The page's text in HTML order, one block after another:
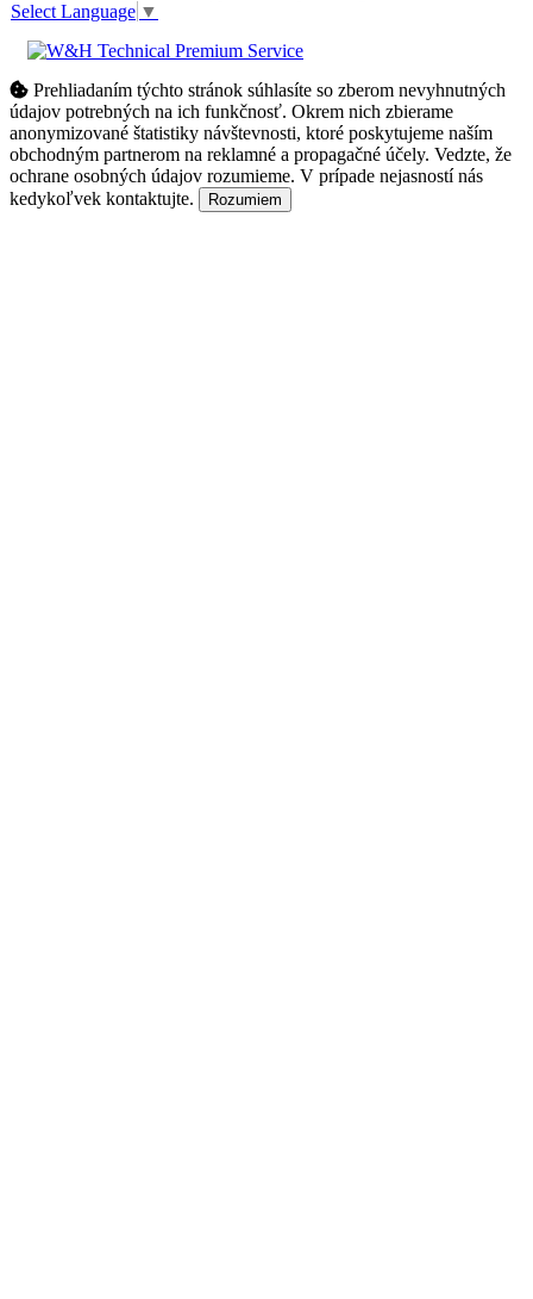
Select Language ▼
Prehliadaním týchto stránok súhlasíte so zberom nevyhnutných
údajov potrebných na ich funkčnosť. Okrem nich zbierame
anonymizované štatistiky návštevnosti, ktoré poskytujeme naším
obchodným partnerom na reklamné a propagačné účely. Vedzte, že
ochrane osobných údajov rozumieme. V prípade nejasností nás
kedykoľvek kontaktujte.
Rozumiem